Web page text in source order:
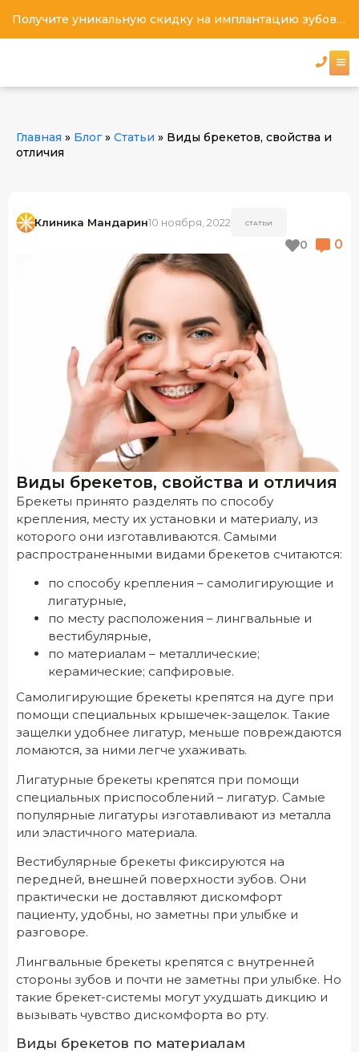
Получите уникальную скидку на имплантацию зубов под ключ
Главная » Блог» Статьи » Виды брекетов, свойства и
отличия
Клиника Мандарин10 ноября, 2022 СТАТЬИ
0 0
Виды брекетов, свойства и отличия
Брекеты принято разделять по способу
крепления, месту их установки и материалу, из
которого они изготавливаются. Самыми
распространенными видами брекетов считаются:
по способу крепления – самолигирующие и
лигатурные,
по месту расположения – лингвальные и
вестибулярные,
по материалам – металлические;
керамические; сапфировые.
Самолигирующие брекеты крепятся на дуге при
помощи специальных крышечек-защелок. Такие
защелки удобнее лигатур, меньше повреждаются
ломаются, за ними легче ухаживать.
Лигатурные брекеты крепятся при помощи
специальных приспособлений – лигатур. Самые
популярные лигатуры изготавливают из металла
или эластичного материала.
Вестибулярные брекеты фиксируются на
передней, внешней поверхности зубов. Они
практически не доставляют дискомфорт
пациенту, удобны, но заметны при улыбке и
разговоре.
Лингвальные брекеты крепятся с внутренней
стороны зубов и почти не заметны при улыбке. Но
такие брекет-системы могут ухудшать дикцию и
вызывать чувство дискомфорта во рту.
Виды брекетов по материалам